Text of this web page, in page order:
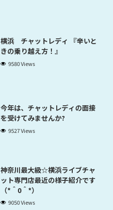
横浜 チャットレディ 『辛いと
きの乗り越え方！』
9580 Views
今年は、チャットレディの面接
を受けてみませんか?
9527 Views
神奈川最大級☆横浜ライブチャ
ット専門店最近の様子紹介です
（*＾0＾*）
9050 Views